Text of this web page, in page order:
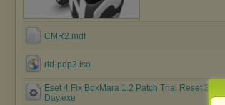
CMR2.mdf
rld-pop3.iso
Eset 4 Fix BoxMara 1.2 Patch Trial Reset 31
Day.exe